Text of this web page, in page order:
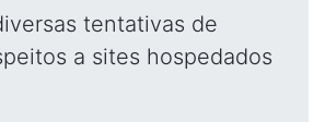
tentativas de
a sites hospedados